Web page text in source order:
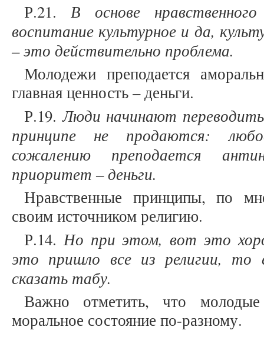
Р.21. В основе
воспитание культурное и да,
– это действительно проблема.
Молодежи преподается
главная ценность – деньги.
Р.19.Люди начинают
принципе не продаются:
сожалению преподается
приоритет – деньги.
Нравственные принципы, по
своим источником религию.
Р.14.Но при этом, вот это
это пришло все из религии, то
сказать табу.
Важно отметить, что молодые
моральное состояние по-разному.